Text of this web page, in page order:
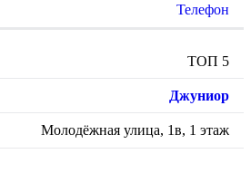
Телефон
ТОП 5
Джуниор
Молодёжная улица, 1в, 1 этаж